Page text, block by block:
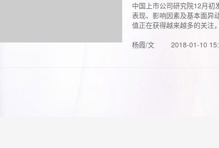
中国上市公司研究院12月初
表现、影响因素及基本面异
值正在获得越来越多的关注
杨霞/文
2018-01-10